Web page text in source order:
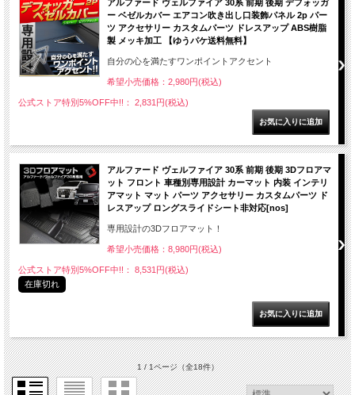
アルファード ヴェルファイア 30系 前期 後期 デフォッガ
ー ベゼルカバー エアコン吹き出し口装飾パネル 2p パー
ツ アクセサリー カスタムパーツ ドレスアップ ABS樹脂
製 メッキ加工 【ゆうパケ送料無料】
自分の心を満たすワンポイントアクセント
希望小売価格：2,980円(税込)
公式ストア特別5%OFF中!!： 2,831円(税込)
アルファード ヴェルファイア 30系 前期 後期 3Dフロアマ
ット フロント 車種別専用設計 カーマット 内装 インテリ
アマット マット パーツ アクセサリー カスタムパーツ ド
レスアップ ロングスライドシート非対応[nos]
専用設計の3Dフロアマット！
希望小売価格：8,980円(税込)
公式ストア特別5%OFF中!!： 8,531円(税込)
在庫切れ
1 / 1ページ（全18件）